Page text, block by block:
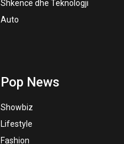
Shkencë dhe Teknologji
Auto
Pop News
Showbiz
Lifestyle
Fashion